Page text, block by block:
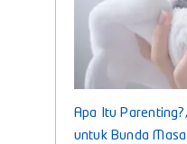
Apa Itu
untuk Bunda